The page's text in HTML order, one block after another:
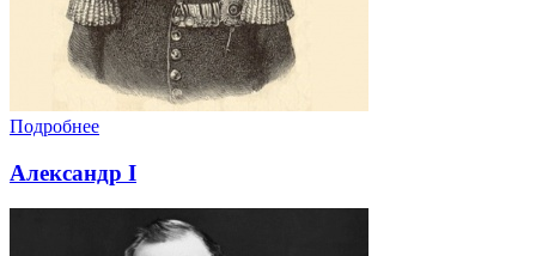
Подробнее
Александр I